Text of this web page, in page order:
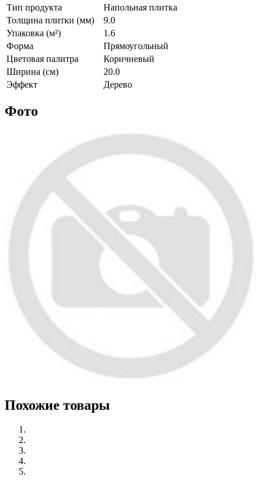
Тип продукта
Напольная плитка
Толщина плитки (мм)
9.0
Упаковка (м²)
1.6
Форма
Прямоугольный
Цветовая палитра
Коричневый
Ширина (см)
20.0
Эффект
Дерево
Фото
Похожие товары